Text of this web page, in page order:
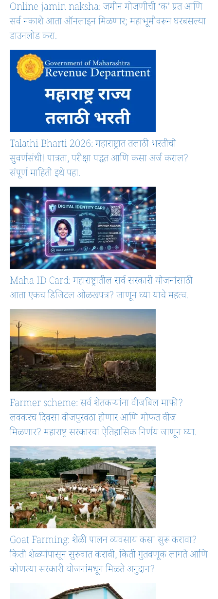
Online jamin naksha: जमीन मोजणीची ‘क’ प्रत आणि
सर्व नकाशे आता ऑनलाइन मिळणार; महाभूमीवरून घरबसल्या
डाउनलोड करा.
Talathi Bharti 2026: महाराष्ट्रात तलाठी भरतीची
सुवर्णसंधी! पात्रता, परीक्षा पद्धत आणि कसा अर्ज कराल?
संपूर्ण माहिती इथे पहा.
Maha ID Card: महाराष्ट्रातील सर्व सरकारी योजनांसाठी
आता एकच डिजिटल ओळखपत्र? जाणून घ्या याचे महत्व.
Farmer scheme: सर्व शेतकऱ्यांना वीजबिल माफी?
लवकरच दिवसा वीजपुरवठा होणार आणि मोफत वीज
मिळणार? महाराष्ट्र सरकारचा ऐतिहासिक निर्णय जाणून घ्या.
Goat Farming: शेळी पालन व्यवसाय कसा सुरू करावा?
किती शेळ्यांपासून सुरुवात करावी, किती गुंतवणूक लागते आणि
कोणत्या सरकारी योजनांमधून मिळते अनुदान?